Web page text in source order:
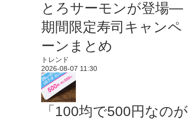
とろサーモンが登場―
期間限定寿司キャンペ
ーンまとめ
トレンド
2026-08-07 11:30
「100均で500円なのが